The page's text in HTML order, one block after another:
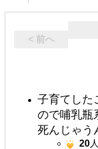
< 前へ
子育てした
ので哺乳瓶
死んじゃう
20人